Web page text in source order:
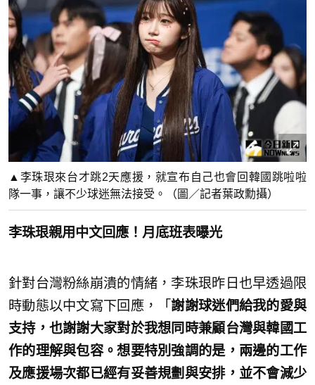
▲李珠珢來台才跳2天應援，就宣布自己也會回韓國跳啦啦
隊一事，讓不少球迷無法接受。（圖／記者葉政勳攝）
李珠珢親用中文回應！月底班表曝光
針對台灣粉絲崩潰的情緒，李珠珢昨日也早透過限
時動態以中文寫下回應，「 謝謝球迷們給我的愛與
支持，也謝謝大家對於我想同時兼顧台灣與韓國工
作的理解與包容。想要特別強調的是，兩邊的工作
及應援場次都已經有妥善規劃與安排，並不會減少